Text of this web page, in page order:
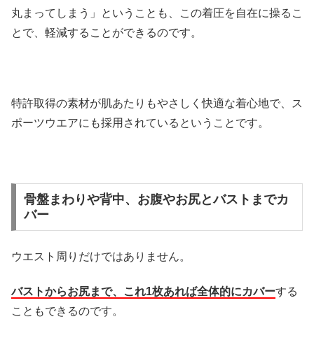
丸まってしまう」ということも、この着圧を自在に操るこ
とで、軽減することができるのです。
特許取得の素材が肌あたりもやさしく快適な着心地で、ス
ポーツウエアにも採用されているということです。
骨盤まわりや背中、お腹やお尻とバストまでカ
バー
ウエスト周りだけではありません。
バストからお尻まで、これ1枚あれば全体的にカバーする
こともできるのです。